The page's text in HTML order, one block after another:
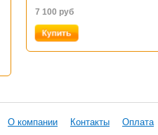
7 100 руб
О компании Контакты Оплата